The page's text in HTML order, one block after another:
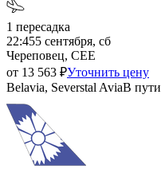
1 пересадка
22:455 сентября, сб
Череповец, CEE
от 13 563 ₽Уточнить цену
Belavia, Severstal AviaВ пути